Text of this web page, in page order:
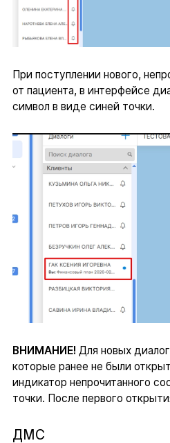
При поступлении нового,
от пациента, в интерфейсе
символ в виде синей точки.
ВНИМАНИЕ! Для новых
которые ранее не были
индикатор непрочитанного
точки. После первого
ДМС